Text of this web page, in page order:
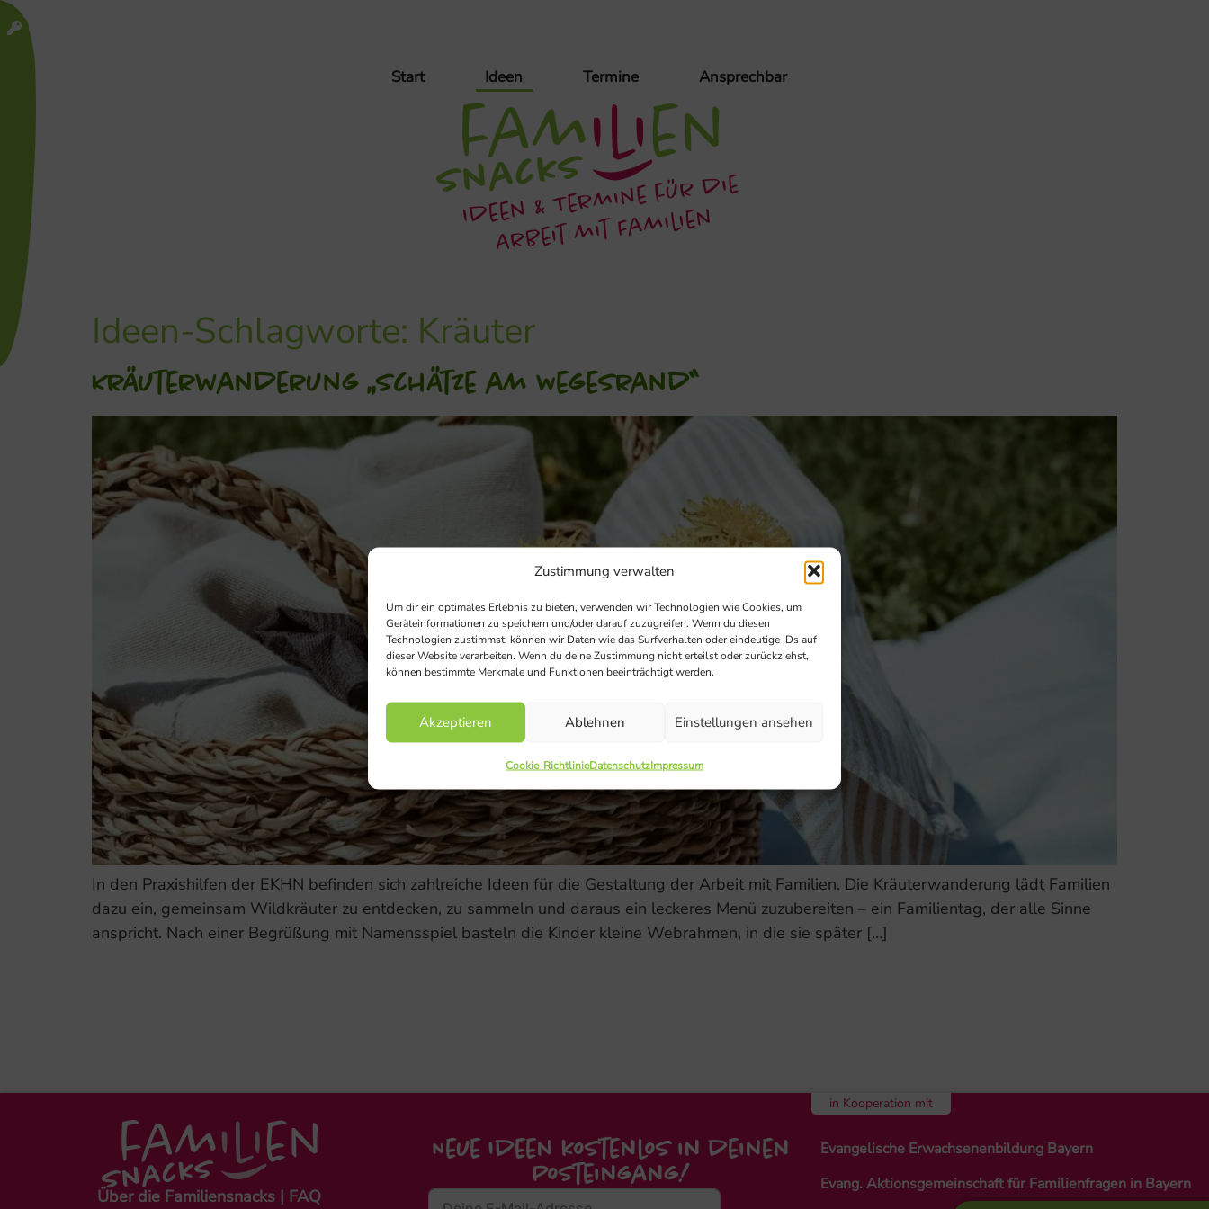
Zustimmung verwalten
Um dir ein optimales Erlebnis zu bieten, verwenden wir Technologien wie Cookies, um
Geräteinformationen zu speichern und/oder darauf zuzugreifen. Wenn du diesen
Technologien zustimmst, können wir Daten wie das Surfverhalten oder eindeutige IDs auf
dieser Website verarbeiten. Wenn du deine Zustimmung nicht erteilst oder zurückziehst,
können bestimmte Merkmale und Funktionen beeinträchtigt werden.
Akzeptieren Ablehnen Einstellungen ansehen
Cookie-RichtlinieDatenschutzImpressum
Start Ideen Termine Ansprechbar
Ideen-Schlagworte: Kräuter
Kräuterwanderung „Schätze am Wegesrand“
In den Praxishilfen der EKHN befinden sich zahlreiche Ideen für die Gestaltung der Arbeit mit Familien. Die Kräuterwanderung lädt Familien
dazu ein, gemeinsam Wildkräuter zu entdecken, zu sammeln und daraus ein leckeres Menü zuzubereiten – ein Familientag, der alle Sinne
anspricht. Nach einer Begrüßung mit Namensspiel basteln die Kinder kleine Webrahmen, in die sie später […]
Über die Familiensnacks | FAQ
Neue Ideen kostenlos in deinen
Posteingang!
in Kooperation mit
Evangelische Erwachsenenbildung Bayern
Evang. Aktionsgemeinschaft für Familienfragen in Bayern